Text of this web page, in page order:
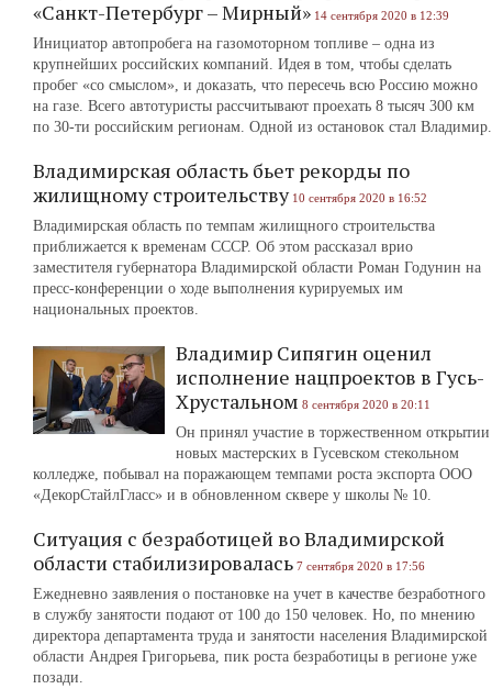
«Санкт-Петербург – Мирный» 14 сентября 2020 в 12:39
Инициатор автопробега на газомоторном топливе – одна из
крупнейших российских компаний. Идея в том, чтобы сделать
пробег «со смыслом», и доказать, что пересечь всю Россию можно
на газе. Всего автотуристы рассчитывают проехать 8 тысяч 300 км
по 30-ти российским регионам. Одной из остановок стал Владимир.
Владимирская область бьет рекорды по
жилищному строительству 10 сентября 2020 в 16:52
Владимирская область по темпам жилищного строительства
приближается к временам СССР. Об этом рассказал врио
заместителя губернатора Владимирской области Роман Годунин на
пресс-конференции о ходе выполнения курируемых им
национальных проектов.
Владимир Сипягин оценил
исполнение нацпроектов в Гусь-
Хрустальном 8 сентября 2020 в 20:11
Он принял участие в торжественном открытии
новых мастерских в Гусевском стекольном
колледже, побывал на поражающем темпами роста экспорта ООО
«ДекорСтайлГласс» и в обновленном сквере у школы № 10.
Ситуация с безработицей во Владимирской
области стабилизировалась 7 сентября 2020 в 17:56
Ежедневно заявления о постановке на учет в качестве безработного
в службу занятости подают от 100 до 150 человек. Но, по мнению
директора департамента труда и занятости населения Владимирской
области Андрея Григорьева, пик роста безработицы в регионе уже
позади.